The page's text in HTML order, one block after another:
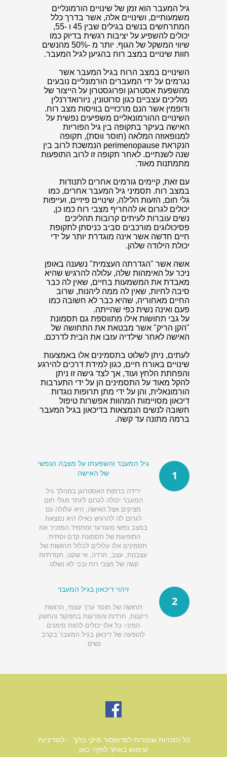
גיל המעבר הוא זמן של שינויים הורמונליים
משמעותיים, ושינויים אלה, אשר בדרך כלל
המתרחשים בנשים בגילים שבין 45 ו -55,
יכולים להשפיע על יציבות רגשית בדיוק כמו
שיווי המשקל של הגוף. יותר מ -50% מהנשים
חוות שינויים במצב רוח בהגיען לגיל המעבר.
השינויים במצב הרוח בגיל המעבר אשר
נגרמים על ידי המעברים הורמונליים נובעים
מהשפעת אסטרוגן ופרוגסטרון על הייצור של
מוליכים עצביים כגון סרוטונין, ניורואדרנלין
ודופמין אשר הנם מרכזיים בוויסות מצב רוח.
השינויים ההורמונאליים משפיעים נפשית על
האישה בעיקר בתקופה בין גיל הפוריות
למנופאוזה המלאה (חוסר ווסת), תקופה
הנקראת perimenopause הנמשכת לרוב בין
שנה לשנתיים. לאחר תקופה זו לרוב התופעות
מתמתנות מאוד.
עם זאת, קיימים גורמים אחרים לתנודות
במצב רוח. תסמיני גיל המעבר אחרים, כמו
גלי חום, הזעות הלילה, שינויים פיזיים, ועייפות
יכולים לגרום או להחריף מצבי רוח כמו כן,
נשים עוברות לעיתים קרובות תהליכים
פסיכולוגים מורכבים סביב כניסתן לתקופת
חיים חדשה אשר אינה מוגדרת יותר על ידי
יכולת הילודה שלהן.
אשה אשר "הגדרתה העצמית" נשענה באופן
ניכר על האימהות שלה, עלולה להרגיש שהיא
מאבדת את המשמעות בחיים, שאין לה כבר
סיבה לחיות, שאין לה ממה ליהנות, שרוב
החיים מאחוריה, שהיא כבר לא חשובה כמו
פעם ואינה נשית כפי שהייתה.
על גבי תחושות אילו מתווספת גם תסמונת
"הקן הריק" אשר מבטאת את התחושה של
האישה לאחר שילדיה עזבו את הבית לדרכם.
לעתים, ניתן לשלוט בתסמינים אלו באמצעות
שינויים באורח חיים, כגון למידת דרכים להירגע
והפחתת הלחץ ועוד, אך לצד גישה זו ניתן
להקל מאוד על התסמינים הן על ידי התערבות
הורמונאלית, והן על ידי מתן תרופות נוגדות
דיכאון מסויימות המהוות אפשרות טיפול
חשובה לנשים הנמצאות בדיכאון בגיל המעבר
ברמה מתונה עד קשה.
1
גיל המעבר והשפעתו על מצבה הנפשי
של האישה
ירידה ברמות האסטרוגן במהלך גיל
המעבר יכולה לגרום ליותר מגלי חום
מציקים אצל האישה; היא עלולה גם
לגרום לה להרגיש כאילו היא נמצאת
במצב נפשי מעורער ומתמיד המזכיר את
התופעות של תסמונת קדם וסתית.
תסמינים אלו עלולים לכלול תחושות של
עצבנות, עצב, חרדה, אי שקט, תנודתיות
קשה של מצבי רוח ובכי לא נשלט.
2
זיהוי דיכאון בגיל המעבר
תחושה של חוסר ערך עצמי, הרגשת
ריקנות, חרדות והפרעות בתפקוד והחשק
המיני- כל אלו יכולים להוות סימנים
להופעה של דיכאון בגיל המעבר בקרב
נשים.
כל הזכויות שמורות לפרופסור מיקי בלוך - למדיניות
שימוש באתר לחץ/י כאן